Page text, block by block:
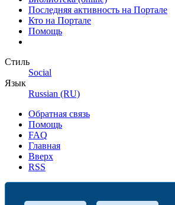
Последняя активность на Портале
Кто на Портале
Помощь
Стиль
Social
Язык
Russian (RU)
Обратная связь
Помощь
FAQ
Главная
Вверх
RSS